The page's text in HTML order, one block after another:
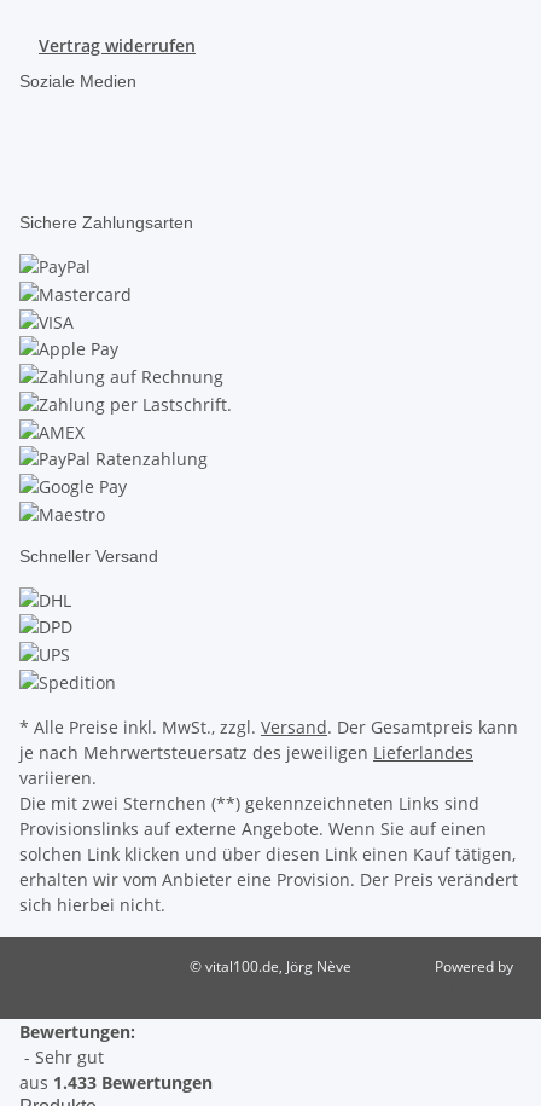
Vertrag widerrufen
Soziale Medien
Sichere Zahlungsarten
Schneller Versand
* Alle Preise inkl. MwSt., zzgl. Versand. Der Gesamtpreis kann
je nach Mehrwertsteuersatz des jeweiligen Lieferlandes
variieren.
Die mit zwei Sternchen (**) gekennzeichneten Links sind
Provisionslinks auf externe Angebote. Wenn Sie auf einen
solchen Link klicken und über diesen Link einen Kauf tätigen,
erhalten wir vom Anbieter eine Provision. Der Preis verändert
sich hierbei nicht.
© vital100.de, Jörg Nève
Powered by
Bewertungen:
- Sehr gut
aus 1.433 Bewertungen